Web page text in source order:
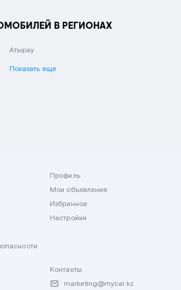
В РЕГИОНАХ
Атырау
Показать еще
Профиль
Мои объявления
Избранное
Настройки
Контакты
marketing@mycar.kz